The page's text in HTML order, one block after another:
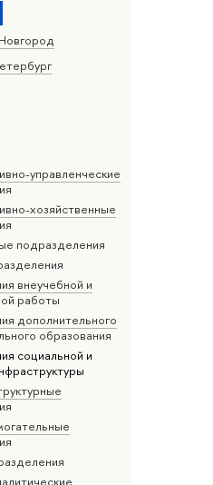
управленческие
хозяйственные
подразделения
внеучебной и
работы
дополнительного
образования
социальной и